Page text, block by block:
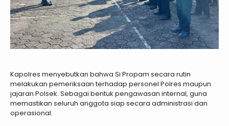
Kapolres menyebutkan bahwa Si Propam secara rutin
melakukan pemeriksaan terhadap personel Polres maupun
jajaran Polsek. Sebagai bentuk pengawasan internal, guna
memastikan seluruh anggota siap secara administrasi dan
operasional.